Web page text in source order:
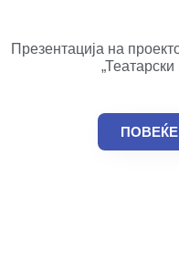
Презентација на